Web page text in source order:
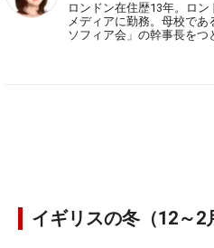
ロンドン在住歴13年。ロ
メディアに勤務。母校で
ソフィア会」の幹事長をつ
イギリスの冬（12～2